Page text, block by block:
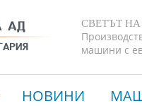
СВЕТЪТ
машини с
НОВИНИ